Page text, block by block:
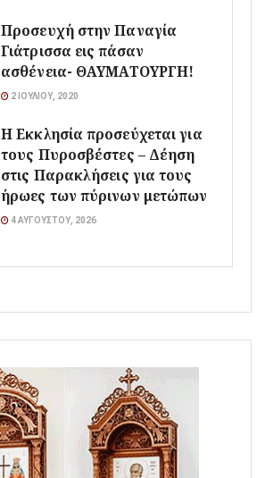
Προσευχή στην Παναγία
Γιάτρισσα εις πάσαν
ασθένεια- ΘΑΥΜΑΤΟΥΡΓΗ!
2 ΙΟΥΛΊΟΥ, 2020
Η Εκκλησία προσεύχεται για
τους Πυροσβέστες – Δέηση
στις Παρακλήσεις για τους
ήρωες των πύρινων μετώπων
4 ΑΥΓΟΎΣΤΟΥ, 2026